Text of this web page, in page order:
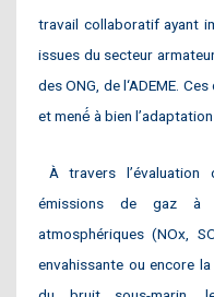
travail collaboratif ayant
issues du secteur
des ONG, de l‘ADEME.
et mené́ à bien
À travers
émissions de gaz à
atmosphériques (NOx,
envahissante ou encore